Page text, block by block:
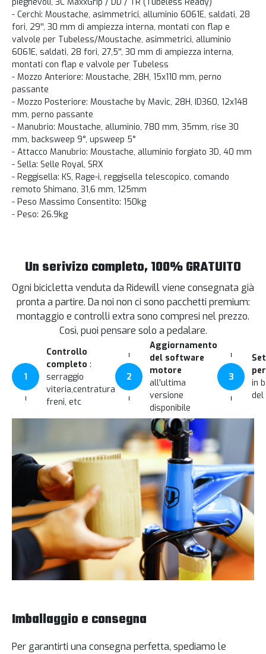
- Cerchi: Moustache, asimmetrici, alluminio 6061E, saldati, 28
fori, 29'', 30 mm di ampiezza interna, montati con flap e
valvole per Tubeless/Moustache, asimmetrici, alluminio
6061E, saldati, 28 fori, 27,5'', 30 mm di ampiezza interna,
montati con flap e valvole per Tubeless
- Mozzo Anteriore: Moustache, 28H, 15x110 mm, perno
passante
- Mozzo Posteriore: Moustache by Mavic, 28H, ID360, 12x148
mm, perno passante
- Manubrio: Moustache, alluminio, 780 mm, 35mm, rise 30
mm, backsweep 9°, upsweep 5°
- Attacco Manubrio: Moustache, alluminio forgiato 3D, 40 mm
- Sella: Selle Royal, SRX
- Reggisella: KS, Rage-i, reggisella telescopico, comando
remoto Shimano, 31,6 mm, 125mm
- Peso Massimo Consentito: 150kg
- Peso: 26.9kg
Un serivizo completo, 100% GRATUITO
Ogni bicicletta venduta da Ridewill viene consegnata già
pronta a partire. Da noi non ci sono pacchetti premium:
montaggio e controlli extra sono compresi nel prezzo.
Così, puoi pensare solo a pedalare.
1
Controllo
completo :
serraggio
viteria,centratura
freni, etc
2
Aggiornamento
del software
motore
all'ultima
versione
disponibile
3
in
del
Imballaggio e consegna
Per garantirti una consegna perfetta, spediamo le